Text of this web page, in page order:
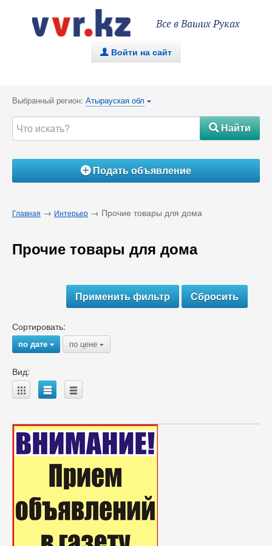
Все в Ваших Руках
. Войти на сайт
Выбранный регион: Атырауская обл {
#Найти
ÁПодать объявление
Главная → Интерьер → Прочие товары для дома
Прочие товары для дома
Сортировать:
по дате{ по цене {
Вид:
A B C